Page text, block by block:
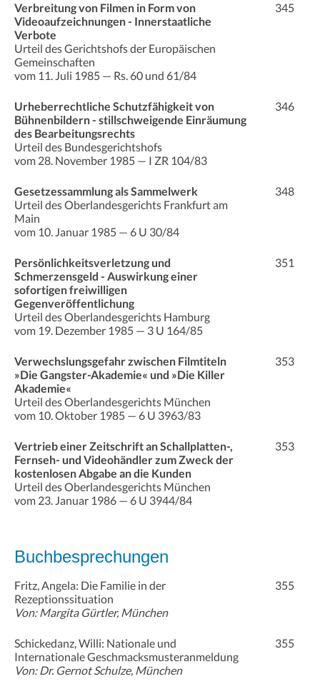
Verbreitung von Filmen in Form von
Videoaufzeichnungen - Innerstaatliche
Verbote
Urteil des Gerichtshofs der Europäischen
Gemeinschaften
vom 11. Juli 1985 — Rs. 60 und 61/84
345
Urheberrechtliche Schutzfähigkeit von
Bühnenbildern - stillschweigende Einräumung
des Bearbeitungsrechts
Urteil des Bundesgerichtshofs
vom 28. November 1985 — I ZR 104/83
346
Gesetzessammlung als Sammelwerk
Urteil des Oberlandesgerichts Frankfurt am
Main
vom 10. Januar 1985 — 6 U 30/84
348
Persönlichkeitsverletzung und
Schmerzensgeld - Auswirkung einer
sofortigen freiwilligen
Gegenveröffentlichung
Urteil des Oberlandesgerichts Hamburg
vom 19. Dezember 1985 — 3 U 164/85
351
Verwechslungsgefahr zwischen Filmtiteln
»Die Gangster-Akademie« und »Die Killer
Akademie«
Urteil des Oberlandesgerichts München
vom 10. Oktober 1985 — 6 U 3963/83
353
Vertrieb einer Zeitschrift an Schallplatten-,
Fernseh- und Videohändler zum Zweck der
kostenlosen Abgabe an die Kunden
Urteil des Oberlandesgerichts München
vom 23. Januar 1986 — 6 U 3944/84
353
Buchbesprechungen
Fritz, Angela: Die Familie in der
Rezeptionssituation
Von: Margita Gürtler, München
355
Schickedanz, Willi: Nationale und
Internationale Geschmacksmusteranmeldung
Von: Dr. Gernot Schulze, München
355